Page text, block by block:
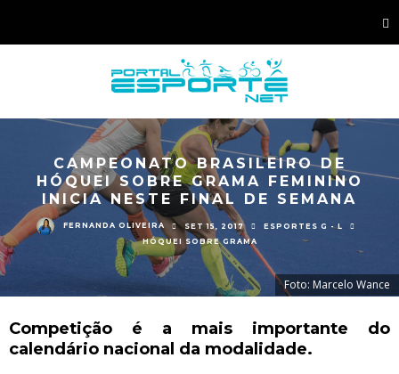
CAMPEONATO BRASILEIRO DE
HÓQUEI SOBRE GRAMA FEMININO
INICIA NESTE FINAL DE SEMANA
FERNANDA OLIVEIRA SET 15, 2017
ESPORTES G - L
HÓQUEI SOBRE GRAMA
Foto: Marcelo Wance
Competição é a mais importante do
calendário nacional da modalidade.